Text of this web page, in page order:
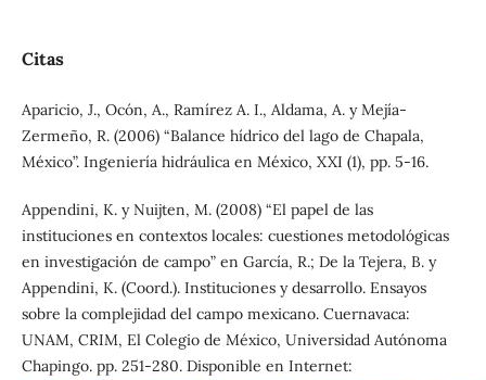
Citas
Aparicio, J., Ocón, A., Ramírez A. I., Aldama, A. y Mejía-
Zermeño, R. (2006) “Balance hídrico del lago de Chapala,
México”. Ingeniería hidráulica en México, XXI (1), pp. 5-16.
Appendini, K. y Nuijten, M. (2008) “El papel de las
instituciones en contextos locales: cuestiones metodológicas
en investigación de campo” en García, R.; De la Tejera, B. y
Appendini, K. (Coord.). Instituciones y desarrollo. Ensayos
sobre la complejidad del campo mexicano. Cuernavaca:
UNAM, CRIM, El Colegio de México, Universidad Autónoma
Chapingo. pp. 251-280. Disponible en Internet: